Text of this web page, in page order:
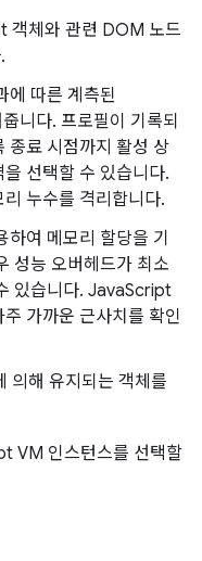
객체와 관련 DOM 노드
에 따른 계측된
니다. 프로필이 기록되
종료 시점까지 활성 상
선택할 수 있습니다.
누수를 격리합니다.
하여 메모리 할당을 기
성능 오버헤드가 최소
있습니다. JavaScript
가까운 근사치를 확인
의해 유지되는 객체를
VM 인스턴스를 선택할